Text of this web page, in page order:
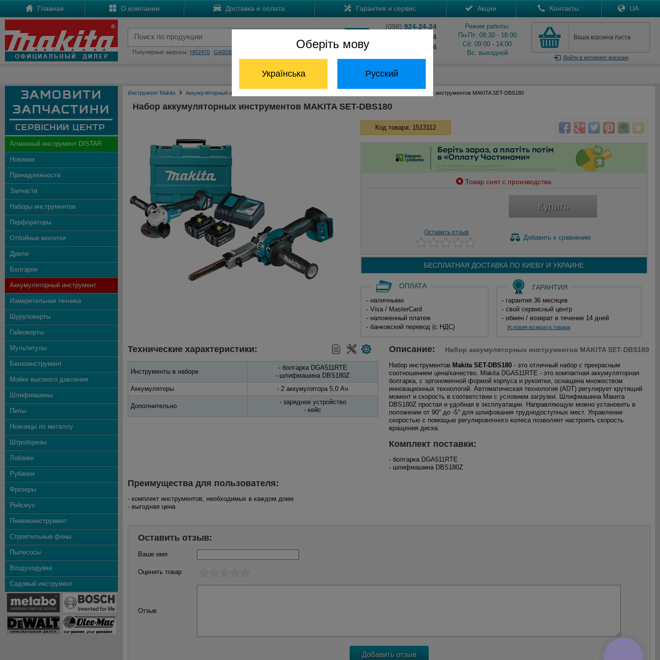
Оберіть мову
Українська Русский
Главная О компании Доставка и оплата Гарантия и сервис Акции Контакты UA
Популярные запросы: HR2470 GA5030
(098) 924-24-24
204-24-24
824-24-24
Режим работы:
Пн-Пт: 08:30 - 18:00
Сб: 09:00 - 14:00
Вс: выходной
Ваша корзина пуста
Войтив интернет-магазин
Отдел запчастей: (068) 824-24-24
Алмазный инструмент DISTAR
Новинки
Принадлежности
Запчасти
Наборы инструментов
Перфораторы
Отбойные молотки
Дрели
Болгарки
Аккумуляторный инструмент
Измерительная техника
Шуруповерты
Гайковерты
Мультитулы
Бензоинструмент
Мойки высокого давления
Шлифмашины
Пилы
Ножницы по металлу
Штроборезы
Лобзики
Рубанки
Фрезеры
Рейсмус
Пневмоинструмент
Строительные фены
Пылесосы
Воздуходувки
Садовый инструмент
Инструмент Makita Аккумуляторный инструмент Макита Набор аккумуляторных инструментов MAKITA SET-DBS180
Набор аккумуляторных инструментов MAKITA SET-DBS180
Код товара: 1513112
Товар снят с производства
Купить
Оставить отзыв
Добавить к сравнению
БЕСПЛАТНАЯ ДОСТАВКА ПО КИЕВУ И УКРАИНЕ
ОПЛАТА
- наличными
- Visa / MasterCard
- наложенный платеж
- банковский перевод (с НДС)
ГАРАНТИЯ
- гарантия 36 месяцев
- свой сервисный центр
- обмен / возврат в течение 14 дней
Условия возврата товара
Технические характеристики:
Инструменты в наборе
- болгарка DGA511RTE
- шлифмашина DBS180Z
Аккумуляторы
- 2 аккумулятора 5,0 Ач
Дополнительно
- зарядное устройство
- кейс
Описание: Набор аккумуляторных инструментов MAKITA SET-DBS180
Набор инструментов Makita SET-DBS180 - это отличный набор с прекрасным
соотношением цена/качество. Makita DGA511RTE - это компактная аккумуляторная
болгарка, с эргономичной формой корпуса и рукоятки, оснащена множеством
инновационных технологий. Автоматическая технология (ADT) регулирует крутящий
момент и скорость в соответствии с условием загрузки. Шлифмашина Макита
DBS180Z простая и удобная в эксплуатации. Направляющую можно установить в
положении от 90° до -5° для шлифования труднодоступных мест. Управление
скоростью с помощью регулировочного колеса позволяет настроить скорость
вращения диска.
Комплект поставки:
- болгарка DGA511RTE
- шлифмашина DBS180Z
Преимущества для пользователя:
- комплект инструментов, необходимых в каждом доме
- выгодная цена
Оставить отзыв:
Ваше имя
Оценить товар
Отзыв